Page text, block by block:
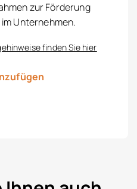
zur Förderung
Unternehmen.
finden Sie hier